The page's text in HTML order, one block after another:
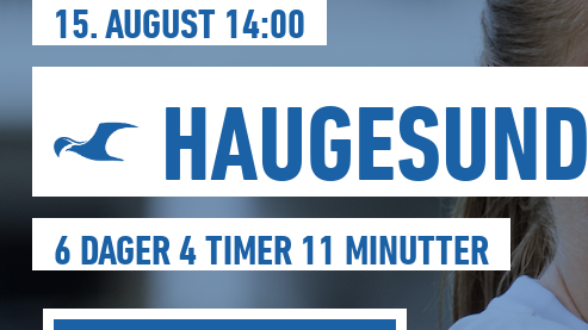
15. AUGUST 14:00
HAUGESUND
6 DAGER 4 TIMER 11 MINUTTER